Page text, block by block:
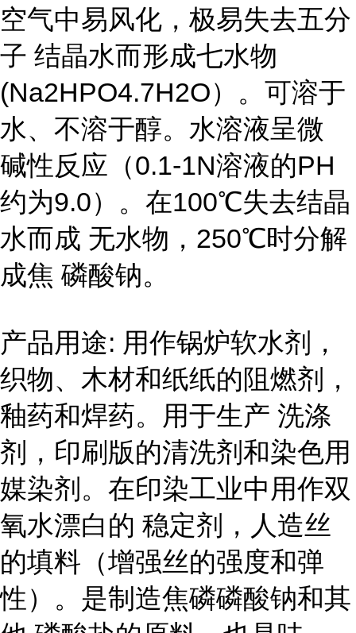
空气中易风化，极易失去五分
子 结晶水而形成七水物
(Na2HPO4.7H2O）。可溶于
水、不溶于醇。水溶液呈微
碱性反应（0.1-1N溶液的PH
约为9.0）。在100℃失去结晶
水而成 无水物，250℃时分解
成焦 磷酸钠。
产品用途: 用作锅炉软水剂，
织物、木材和纸纸的阻燃剂，
釉药和焊药。用于生产 洗涤
剂，印刷版的清洗剂和染色用
媒染剂。在印染工业中用作双
氧水漂白的 稳定剂，人造丝
的填料（增强丝的强度和弹
性）。是制造焦磷磷酸钠和其